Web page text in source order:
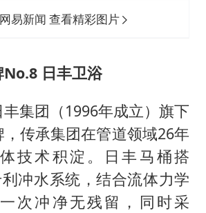
易新闻 查看精彩图片
日丰卫浴
集团（1996年成立）旗下
传承集团在管道领域26年
技术积淀。日丰马桶搭
利冲水系统，结合流体力学
次冲净无残留，同时采